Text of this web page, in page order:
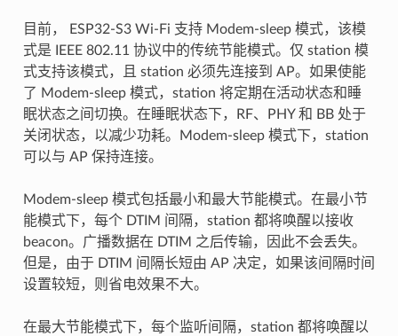
目前， ESP32-S3 Wi-Fi 支持 Modem-sleep 模式，该模
式是 IEEE 802.11 协议中的传统节能模式。仅 station 模
式支持该模式，且 station 必须先连接到 AP。如果使能
了 Modem-sleep 模式，station 将定期在活动状态和睡
眠状态之间切换。在睡眠状态下，RF、PHY 和 BB 处于
关闭状态，以减少功耗。Modem-sleep 模式下，station
可以与 AP 保持连接。
Modem-sleep 模式包括最小和最大节能模式。在最小节
能模式下，每个 DTIM 间隔，station 都将唤醒以接收
beacon。广播数据在 DTIM 之后传输，因此不会丢失。
但是，由于 DTIM 间隔长短由 AP 决定，如果该间隔时间
设置较短，则省电效果不大。
在最大节能模式下，每个监听间隔，station 都将唤醒以